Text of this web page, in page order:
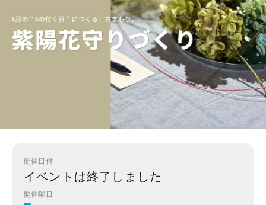
開催日付
イベントは終了しました
開催曜日